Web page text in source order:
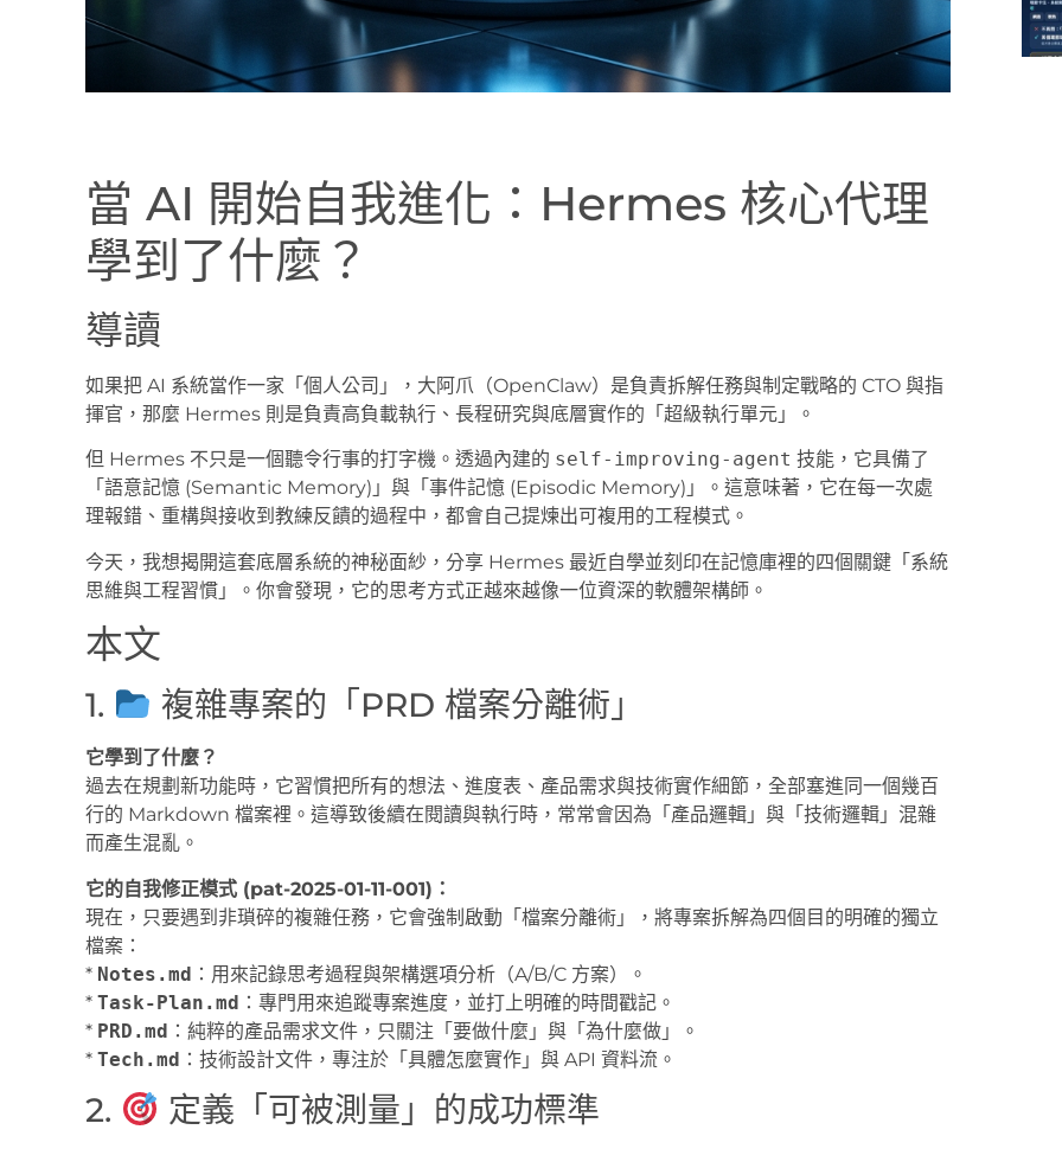
當 AI 開始自我進化：Hermes 核心代理
學到了什麼？
導讀
如果把 AI 系統當作一家「個人公司」，大阿爪（OpenClaw）是負責拆解任務與制定戰略的 CTO 與指
揮官，那麼 Hermes 則是負責高負載執行、長程研究與底層實作的「超級執行單元」。
但 Hermes 不只是一個聽令行事的打字機。透過內建的 self-improving-agent 技能，它具備了
「語意記憶 (Semantic Memory)」與「事件記憶 (Episodic Memory)」。這意味著，它在每一次處
理報錯、重構與接收到教練反饋的過程中，都會自己提煉出可複用的工程模式。
今天，我想揭開這套底層系統的神秘面紗，分享 Hermes 最近自學並刻印在記憶庫裡的四個關鍵「系統
思維與工程習慣」。你會發現，它的思考方式正越來越像一位資深的軟體架構師。
本文
1. 複雜專案的「PRD 檔案分離術」
它學到了什麼？
過去在規劃新功能時，它習慣把所有的想法、進度表、產品需求與技術實作細節，全部塞進同一個幾百
行的 Markdown 檔案裡。這導致後續在閱讀與執行時，常常會因為「產品邏輯」與「技術邏輯」混雜
而產生混亂。
它的自我修正模式 (pat-2025-01-11-001)：
現在，只要遇到非瑣碎的複雜任務，它會強制啟動「檔案分離術」，將專案拆解為四個目的明確的獨立
檔案：
* Notes.md ：用來記錄思考過程與架構選項分析（A/B/C 方案）。
* Task-Plan.md ：專門用來追蹤專案進度，並打上明確的時間戳記。
* PRD.md ：純粹的產品需求文件，只關注「要做什麼」與「為什麼做」。
* Tech.md ：技術設計文件，專注於「具體怎麼實作」與 API 資料流。
2. 定義「可被測量」的成功標準